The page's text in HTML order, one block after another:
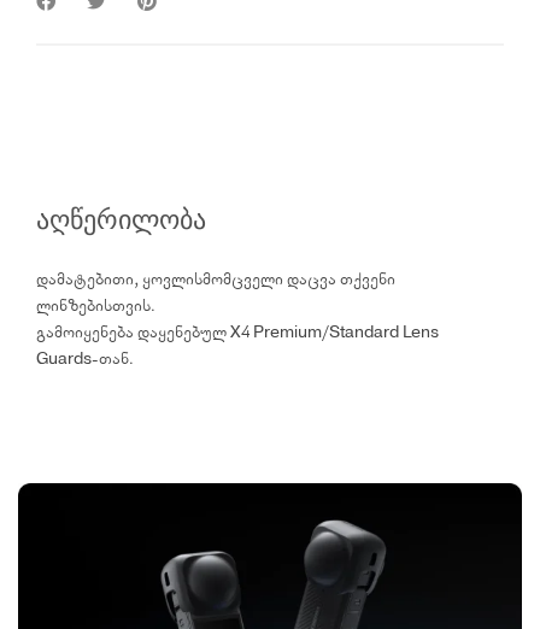
აღწერილობა
დამატებითი, ყოვლისმომცველი დაცვა თქვენი
ლინზებისთვის.
გამოიყენება დაყენებულ X4 Premium/Standard Lens
Guards-თან.